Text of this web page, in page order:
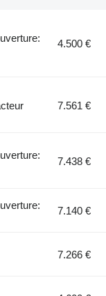
4.500 €
7.561 €
7.438 €
7.140 €
7.266 €